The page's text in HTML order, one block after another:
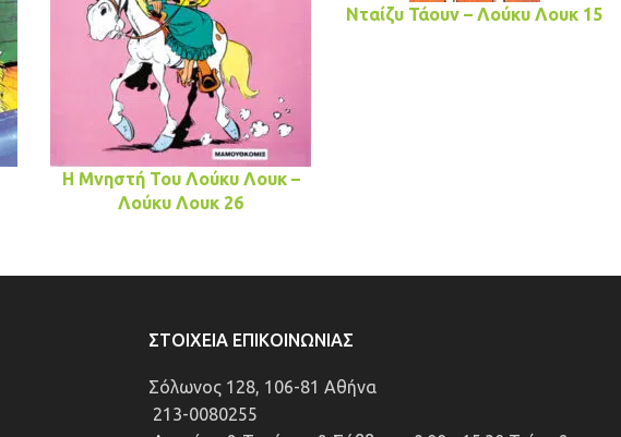
Η Μνηστή Του Λούκυ Λουκ –
Λούκυ Λουκ 26
Νταίζυ Τάουν – Λούκυ Λουκ 15
ΣΤΟΙΧΕΊΑ ΕΠΙΚΟΙΝΩΝΊΑΣ
Σόλωνος 128, 106-81 Αθήνα
213-0080255